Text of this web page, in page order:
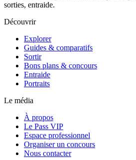
sorties, entraide.
Découvrir
Explorer
Guides & comparatifs
Sortir
Bons plans & concours
Entraide
Portraits
Le média
À propos
Le Pass VIP
Espace professionnel
Organiser un concours
Nous contacter